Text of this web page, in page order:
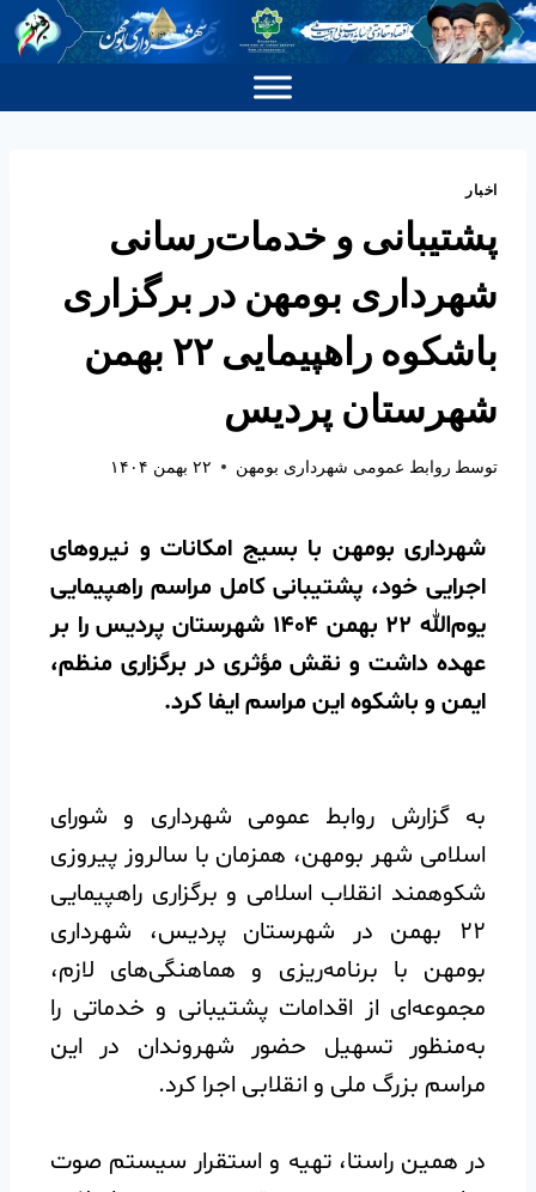
اخبار
پشتیبانی و خدمات‌رسانی
شهرداری بومهن در برگزاری
باشکوه راهپیمایی ۲۲ بهمن
شهرستان پردیس
توسط روابط عمومی شهرداری بومهن ۲۲ بهمن ۱۴۰۴
شهرداری بومهن با بسیج امکانات و نیروهای
اجرایی خود، پشتیبانی کامل مراسم راهپیمایی
یوم‌الله ۲۲ بهمن ۱۴۰۴ شهرستان پردیس را بر
عهده داشت و نقش مؤثری در برگزاری منظم،
ایمن و باشکوه این مراسم ایفا کرد.
به گزارش روابط عمومی شهرداری و شورای
اسلامی شهر بومهن، همزمان با سالروز پیروزی
شکوهمند انقلاب اسلامی و برگزاری راهپیمایی
۲۲ بهمن در شهرستان پردیس، شهرداری
بومهن با برنامه‌ریزی و هماهنگی‌های لازم،
مجموعه‌ای از اقدامات پشتیبانی و خدماتی را
به‌منظور تسهیل حضور شهروندان در این
مراسم بزرگ ملی و انقلابی اجرا کرد.
در همین راستا، تهیه و استقرار سیستم صوت